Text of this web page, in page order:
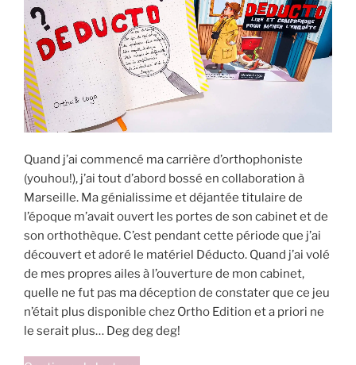
Quand j’ai commencé ma carrière d’orthophoniste
(youhou!), j’ai tout d’abord bossé en collaboration à
Marseille. Ma génialissime et déjantée titulaire de
l’époque m’avait ouvert les portes de son cabinet et de
son orthothèque. C’est pendant cette période que j’ai
découvert et adoré le matériel Déducto. Quand j’ai volé
de mes propres ailes à l’ouverture de mon cabinet,
quelle ne fut pas ma déception de constater que ce jeu
n’était plus disponible chez Ortho Edition et a priori ne
le serait plus… Deg deg deg!